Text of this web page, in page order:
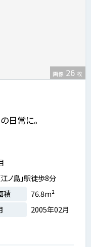
画像 26 枚
日常に。
ノ島」駅徒歩8分
積
76.8m²
2005年02月